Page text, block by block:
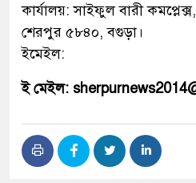
কার্যালয়: সাইফুল বারী
শেরপুর ৫৮৪০, বগুড়া।
ইমেইল:
ই মেইল: